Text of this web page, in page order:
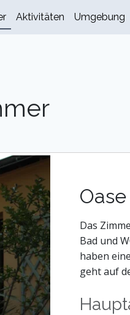
Aktivitäten Umgebung
Oase
Das
Bad und
haben
geht auf